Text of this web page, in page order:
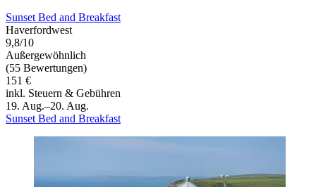
Sunset Bed and Breakfast
Haverfordwest
9,8/10
Außergewöhnlich
(55 Bewertungen)
151 €
inkl. Steuern & Gebühren
19. Aug.–20. Aug.
Sunset Bed and Breakfast